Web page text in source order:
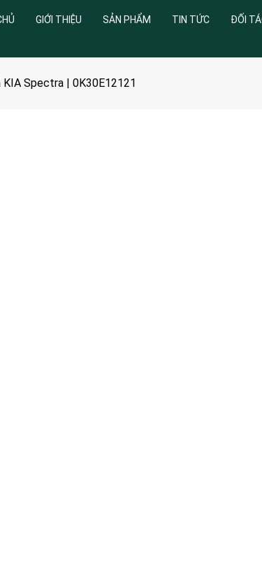
GIỚI THIỆU SẢN PHẨM TIN TỨC ĐỐI
KIA Spectra | 0K30E12121